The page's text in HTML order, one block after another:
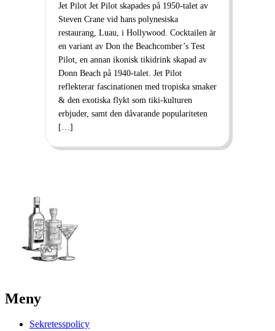
Jet Pilot Jet Pilot skapades på 1950-talet av
Steven Crane vid hans polynesiska
restaurang, Luau, i Hollywood. Cocktailen är
en variant av Don the Beachcomber’s Test
Pilot, en annan ikonisk tikidrink skapad av
Donn Beach på 1940-talet. Jet Pilot
reflekterar fascinationen med tropiska smaker
& den exotiska flykt som tiki-kulturen
erbjuder, samt den dåvarande populariteten
[…]
Meny
Sekretesspolicy